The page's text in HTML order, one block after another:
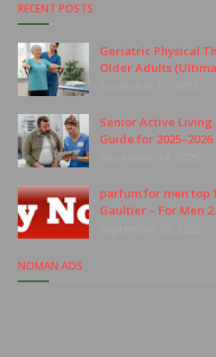
RECENT POSTS
Geriatric Physical
Older Adults
Senior Active Living
Guide for 2025–2026
parfum for men top
Gaultier – For Men
NOMAN ADS